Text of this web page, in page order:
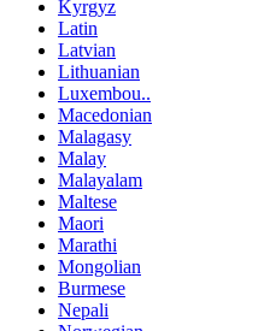
Kyrgyz
Latin
Latvian
Lithuanian
Luxembou..
Macedonian
Malagasy
Malay
Malayalam
Maltese
Maori
Marathi
Mongolian
Burmese
Nepali